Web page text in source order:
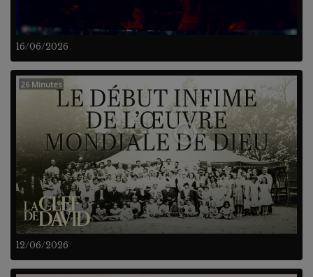
16/06/2026
12/06/2026
26 Minutes